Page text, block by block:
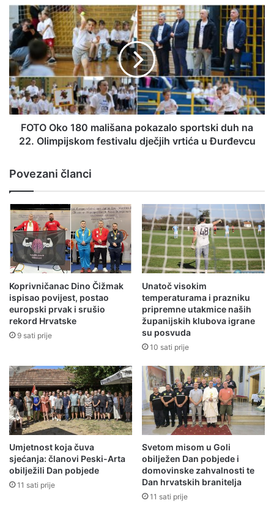
FOTO Oko 180 mališana pokazalo sportski duh na
22. Olimpijskom festivalu dječjih vrtića u Đurđevcu
Povezani članci
Koprivničanac Dino Čižmak
ispisao povijest, postao
europski prvak i srušio
rekord Hrvatske
9 sati prije
Unatoč visokim
temperaturama i prazniku
pripremne utakmice naših
županijskih klubova igrane
su posvuda
10 sati prije
Umjetnost koja čuva
sjećanja: članovi Peski-Arta
obilježili Dan pobjede
11 sati prije
Svetom misom u Goli
obilježen Dan pobjede i
domovinske zahvalnosti te
Dan hrvatskih branitelja
11 sati prije